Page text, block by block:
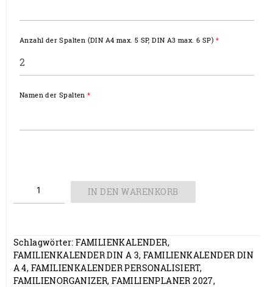
Anzahl der Spalten (DIN A4 max. 5 SP, DIN A3 max. 6 SP) *
Namen der Spalten *
Personalisierter
Familienkalender
IN DEN WARENKORB
Schlagwörter:FAMILIENKALENDER,
FAMILIENKALENDER DIN A 3, FAMILIENKALENDER DIN
A 4, FAMILIENKALENDER PERSONALISIERT,
FAMILIENORGANIZER,FAMILIENPLANER 2027,